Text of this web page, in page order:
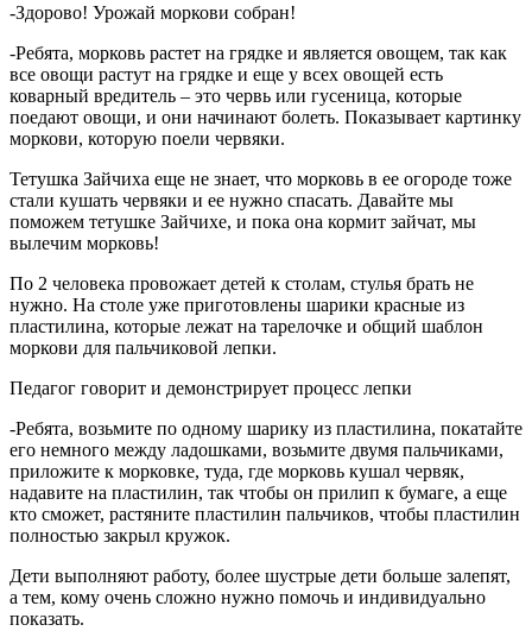
-Здорово! Урожай моркови собран!
-Ребята, морковь растет на грядке и является овощем, так как
все овощи растут на грядке и еще у всех овощей есть
коварный вредитель – это червь или гусеница, которые
поедают овощи, и они начинают болеть. Показывает картинку
моркови, которую поели червяки.
Тетушка Зайчиха еще не знает, что морковь в ее огороде тоже
стали кушать червяки и ее нужно спасать. Давайте мы
поможем тетушке Зайчихе, и пока она кормит зайчат, мы
вылечим морковь!
По 2 человека провожает детей к столам, стулья брать не
нужно. На столе уже приготовлены шарики красные из
пластилина, которые лежат на тарелочке и общий шаблон
моркови для пальчиковой лепки.
Педагог говорит и демонстрирует процесс лепки
-Ребята, возьмите по одному шарику из пластилина, покатайте
его немного между ладошками, возьмите двумя пальчиками,
приложите к морковке, туда, где морковь кушал червяк,
надавите на пластилин, так чтобы он прилип к бумаге, а еще
кто сможет, растяните пластилин пальчиков, чтобы пластилин
полностью закрыл кружок.
Дети выполняют работу, более шустрые дети больше залепят,
а тем, кому очень сложно нужно помочь и индивидуально
показать.